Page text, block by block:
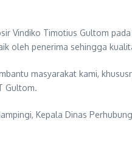
Vindiko Timotius Gultom
oleh penerima sehingga
masyarakat kami,
Gultom.
Kepala Dinas